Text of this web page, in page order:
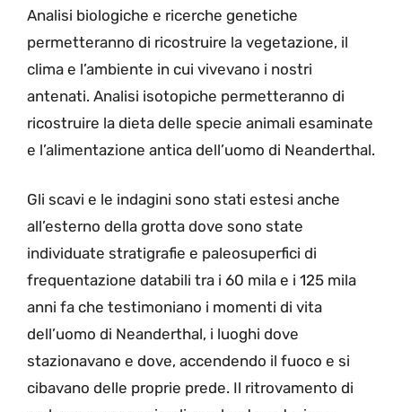
Analisi biologiche e ricerche genetiche
permetteranno di ricostruire la vegetazione, il
clima e l’ambiente in cui vivevano i nostri
antenati. Analisi isotopiche permetteranno di
ricostruire la dieta delle specie animali esaminate
e l’alimentazione antica dell’uomo di Neanderthal.
Gli scavi e le indagini sono stati estesi anche
all’esterno della grotta dove sono state
individuate stratigrafie e paleosuperfici di
frequentazione databili tra i 60 mila e i 125 mila
anni fa che testimoniano i momenti di vita
dell’uomo di Neanderthal, i luoghi dove
stazionavano e dove, accendendo il fuoco e si
cibavano delle proprie prede. Il ritrovamento di